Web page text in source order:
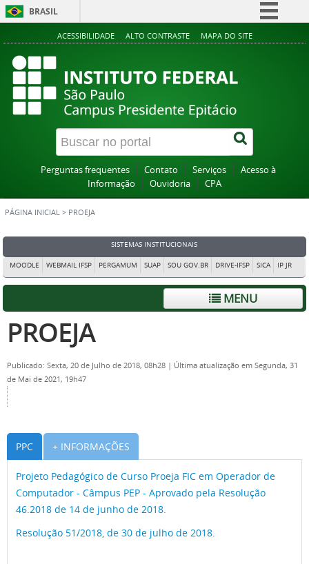
BRASIL
Simplifique!
Participe
Legislação
ACESSIBILIDADE ALTO CONTRASTE MAPA DO SITE
Perguntas frequentes Contato Serviços
Acesso à
Informação
Ouvidoria CPA
PÁGINA INICIAL > PROEJA
SISTEMAS INSTITUCIONAIS
MOODLE WEBMAIL IFSP PERGAMUM SUAP SOU GOV.BR DRIVE-IFSP SICA IP JR
MENU
PROEJA
Publicado: Sexta, 20 de Julho de 2018, 08h28 | Última atualização em Segunda, 31
de Mai de 2021, 19h47
PPC + INFORMAÇÕES
Projeto Pedagógico de Curso Proeja FIC em Operador de
Computador - Câmpus PEP - Aprovado pela Resolução
46.2018 de 14 de junho de 2018.
Resolução 51/2018, de 30 de julho de 2018.